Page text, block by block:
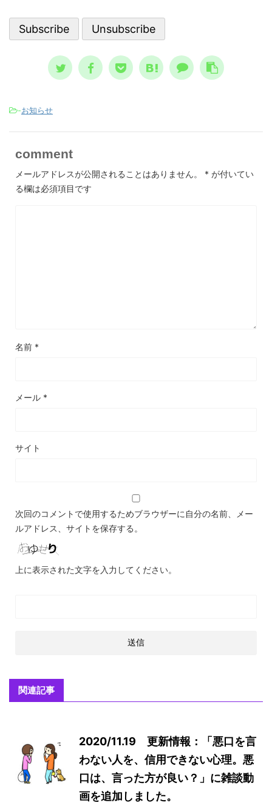
なりません。 一般的に広まっている
ノウハウ ...
-お知らせ
comment
メールアドレスが公開されることはありません。 * が付いてい
る欄は必須項目です
名前 *
メール *
サイト
次回のコメントで使用するためブラウザーに自分の名前、メー
ルアドレス、サイトを保存する。
上に表示された文字を入力してください。
関連記事
2020/11.19 更新情報：「悪口を言
わない人を、信用できない心理。悪
口は、言った方が良い？」に雑談動
画を追加しました。